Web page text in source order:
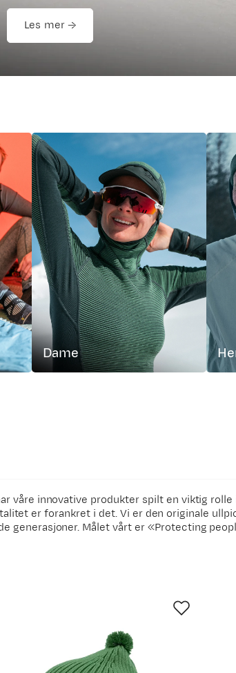
Les mer →
Dame
våre innovative produkter spilt en viktig
er forankret i det. Vi er den originale
Målet vårt er «Protecting
gensere, sokker og annet tilbehør i ull.
vårt ligger der det hele startet, i
Skapt for å vare.